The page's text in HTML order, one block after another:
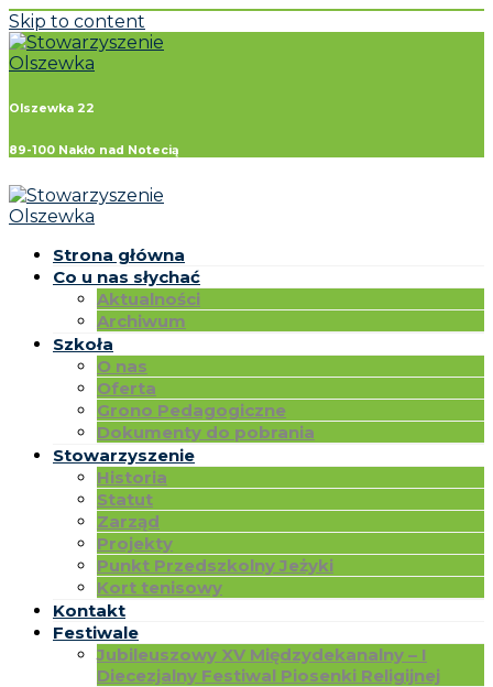
Skip to content
Olszewka 22
89-100 Nakło nad Notecią
Strona główna
Co u nas słychać
Aktualności
Archiwum
Szkoła
O nas
Oferta
Grono Pedagogiczne
Dokumenty do pobrania
Stowarzyszenie
Historia
Statut
Zarząd
Projekty
Punkt Przedszkolny Jeżyki
Kort tenisowy
Kontakt
Festiwale
Jubileuszowy XV Międzydekanalny – I
Diecezjalny Festiwal Piosenki Religijnej